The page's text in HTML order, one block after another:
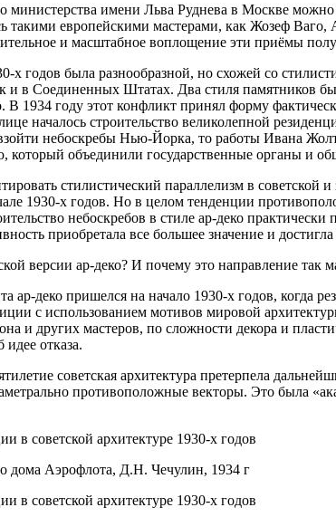
министерства имени Льва Руднева в Москве
такими европейскими мастерами, как Жозеф
и масштабное воплощение эти приёмы
х годов была разнообразной, но схожей со
и в Соединенных Штатах. Два стиля памятников
В 1934 году этот конфликт принял форму
началось строительство великолепной
небоскребы Нью-Йорка, то работы Ивана
который объединили государственные органы и
стилистический параллелизм в
1930-х годов. Но в целом тенденции
небоскребов в стиле ар-деко
приобретала все большее значение и
версии ар-деко? И почему это направление так
ар-деко пришелся на начало 1930-х годов, когда
с использованием мотивов мировой
и других мастеров, по сложности декора и
отказа.
советская архитектура претерпела
противоположные векторы. Это была
дома Аэрофлота, Д.Н. Чечулин, 1934 г